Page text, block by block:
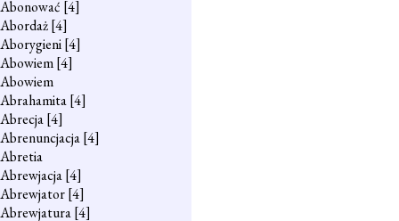
Abonować [4]
Abordaż[4]
Aborygieni[4]
Abowiem[4]
Abowiem
Abrahamita[4]
Abrecja[4]
Abrenuncjacja[4]
Abretia
Abrewjacja[4]
Abrewjator[4]
Abrewjatura[4]